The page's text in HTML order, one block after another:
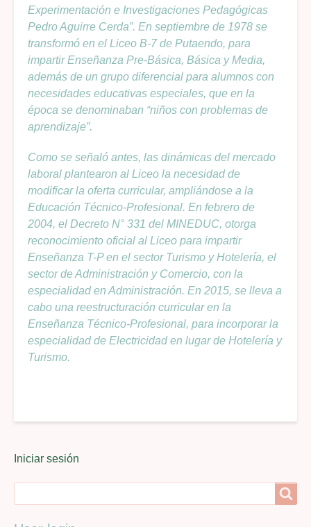
Experimentación e Investigaciones Pedagógicas
Pedro Aguirre Cerda”. En septiembre de 1978 se
transformó en el Liceo B-7 de Putaendo, para
impartir Enseñanza Pre-Básica, Básica y Media,
además de un grupo diferencial para alumnos con
necesidades educativas especiales, que en la
época se denominaban “niños con problemas de
aprendizaje”.
Como se señaló antes, las dinámicas del mercado
laboral plantearon al Liceo la necesidad de
modificar la oferta curricular, ampliándose a la
Educación Técnico-Profesional. En febrero de
2004, el Decreto N° 331 del MINEDUC, otorga
reconocimiento oficial al Liceo para impartir
Enseñanza T-P en el sector Turismo y Hotelería, el
sector de Administración y Comercio, con la
especialidad en Administración. En 2015, se lleva a
cabo una reestructuración curricular en la
Enseñanza Técnico-Profesional, para incorporar la
especialidad de Electricidad en lugar de Hotelería y
Turismo.
User
menu
Iniciar sesión